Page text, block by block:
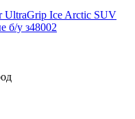
Ice Arctic SUV
б/у з48002